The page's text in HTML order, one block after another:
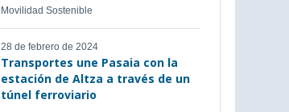
Movilidad Sostenible
28 de febrero de 2024
Transportes une Pasaia con la
estación de Altza a través de un
túnel ferroviario